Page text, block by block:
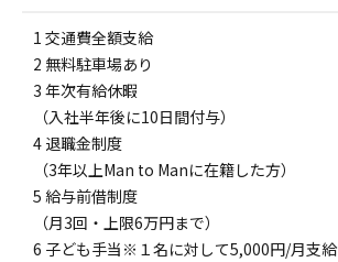
1 交通費全額支給
2 無料駐車場あり
3 年次有給休暇
（入社半年後に10日間付与）
4 退職金制度
（3年以上Man to Manに在籍した方）
5 給与前借制度
（月3回・上限6万円まで）
6 子ども手当※１名に対して5,000円/月支給